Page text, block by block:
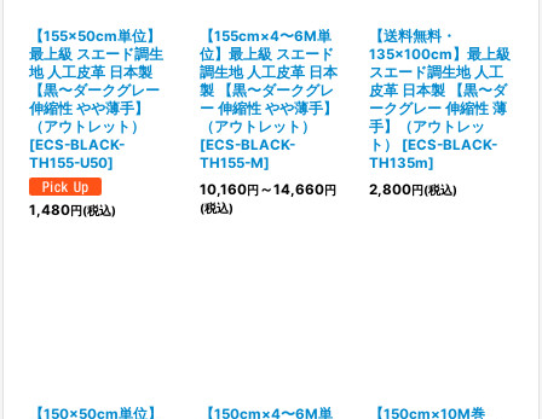
【155×50cm単位】
最上級 スエード調生
地 人工皮革 日本製
【黒〜ダークグレー
伸縮性 やや薄手】
（アウトレット）
[ECS-BLACK-
TH155-U50]
1,480円(税込)
【155cm×4〜6M単
位】最上級 スエード
調生地 人工皮革 日本
製 【黒〜ダークグレ
ー 伸縮性 やや薄手】
（アウトレット）
[ECS-BLACK-
TH155-M]
10,160円～14,660円
(税込)
【送料無料・
135×100cm】最上級
スエード調生地 人工
皮革 日本製 【黒〜ダ
ークグレー 伸縮性 薄
手】（アウトレッ
ト）
[ECS-BLACK-
TH135m]
2,800円(税込)
【150×50cm単位】
【150cm×4〜6M単
【150cm×10M巻